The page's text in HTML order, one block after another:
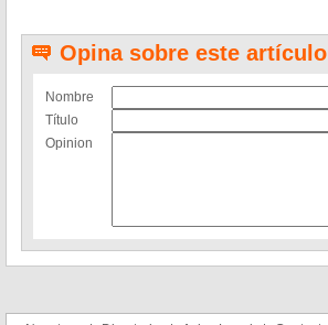
Opina sobre este artículo
Nombre
Título
Opinion